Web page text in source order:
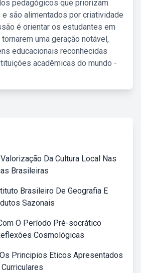
pedagógicos que priorizam
são alimentados por criatividade
é orientar os estudantes em
uma geração notável,
educacionais reconhecidas
acadêmicas do mundo -
Da Cultura Local Nas
Brasileiras
Brasileiro De Geografia E
Sazonais
O Período Pré-socrático
Cosmológicas
Principios Eticos Apresentados